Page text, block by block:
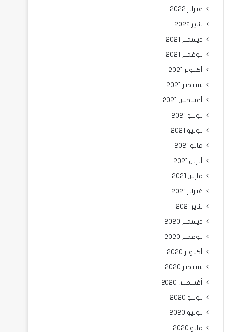
فبراير 2022
يناير 2022
ديسمبر 2021
نوفمبر 2021
أكتوبر 2021
سبتمبر 2021
أغسطس 2021
يوليو 2021
يونيو 2021
مايو 2021
أبريل 2021
مارس 2021
فبراير 2021
يناير 2021
ديسمبر 2020
نوفمبر 2020
أكتوبر 2020
سبتمبر 2020
أغسطس 2020
يوليو 2020
يونيو 2020
مايو 2020